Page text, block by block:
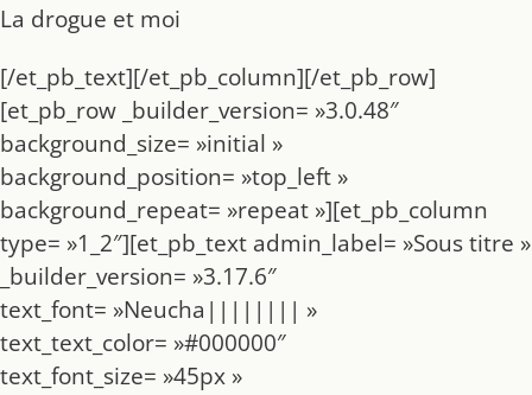
La drogue et moi
[/et_pb_text][/et_pb_column][/et_pb_row]
[et_pb_row _builder_version= »3.0.48″
background_size= »initial »
background_position= »top_left »
background_repeat= »repeat »][et_pb_column
type= »1_2″][et_pb_text admin_label= »Sous titre »
_builder_version= »3.17.6″
text_font= »Neucha|||||||| »
text_text_color= »#000000″
text_font_size= »45px »